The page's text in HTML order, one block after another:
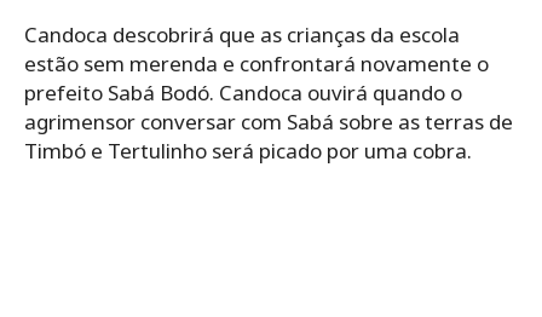
Candoca descobrirá que as crianças da escola
estão sem merenda e confrontará novamente o
prefeito Sabá Bodó. Candoca ouvirá quando o
agrimensor conversar com Sabá sobre as terras de
Timbó e Tertulinho será picado por uma cobra.